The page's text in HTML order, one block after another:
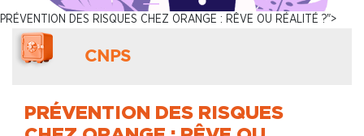
PRÉVENTION DES RISQUES CHEZ ORANGE : RÊVE OU RÉALITÉ ?">
CNPS
PRÉVENTION DES RISQUES